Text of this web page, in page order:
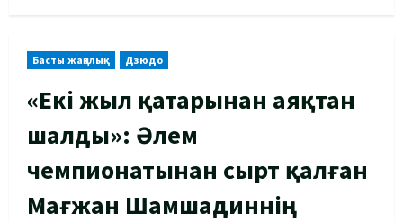
Басты жаңалық Дзюдо
«Екі жыл қатарынан аяқтан
шалды»: Әлем
чемпионатынан сырт қалған
Мағжан Шамшадиннің